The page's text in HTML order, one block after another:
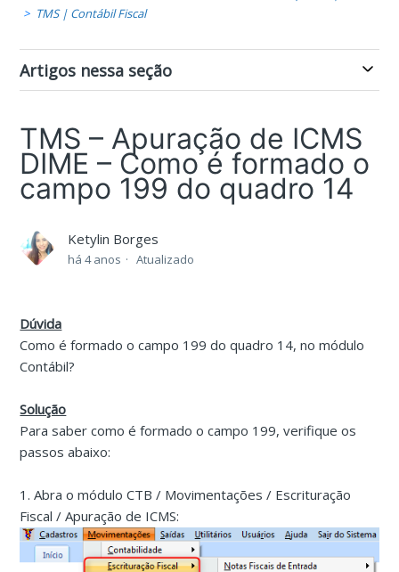
TMS | Contábil Fiscal
Artigos nessa seção
TMS – Apuração de ICMS
DIME – Como é formado o
campo 199 do quadro 14
Ketylin Borges
há 4 anos Atualizado
Dúvida
Como é formado o campo 199 do quadro 14, no módulo
Contábil?
Solução
Para saber como é formado o campo 199, verifique os
passos abaixo:
1. Abra o módulo CTB / Movimentações / Escrituração
Fiscal / Apuração de ICMS: